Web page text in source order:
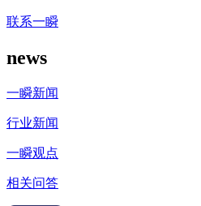
联系一瞬
news
一瞬新闻
行业新闻
一瞬观点
相关问答